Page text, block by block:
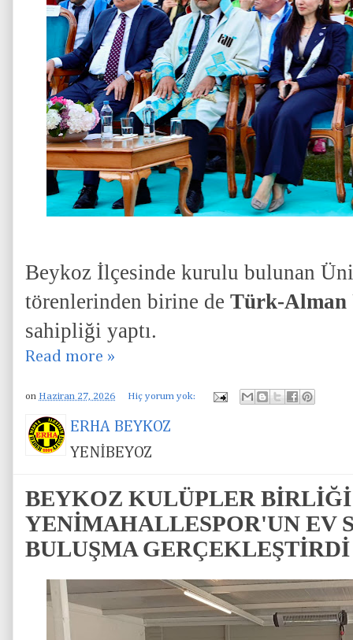
Beykoz İlçesinde kurulu bulunan
törenlerinden birine de Türk-Alman
sahipliği yaptı.
Read more »
on Haziran 27, 2026 Hiç yorum yok:
ERHA BEYKOZ
YENİBEYOZ
BEYKOZ KULÜPLER
YENİMAHALLESPOR'UN EV
BULUŞMA GERÇEKLEŞTİRDİ